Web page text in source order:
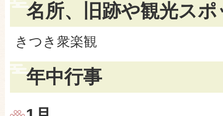
名所、旧跡や観光ス
きつき衆楽観
年中行事